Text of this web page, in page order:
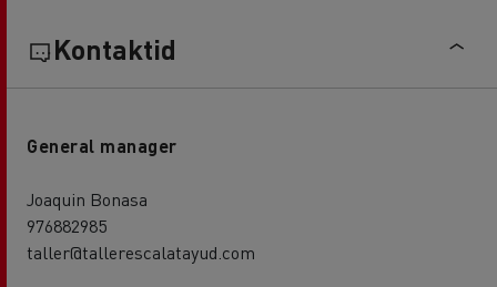
Kontaktid
General manager
Joaquin Bonasa
976882985
taller@tallerescalatayud.com